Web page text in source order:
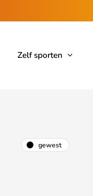
Zelf sporten
gewest